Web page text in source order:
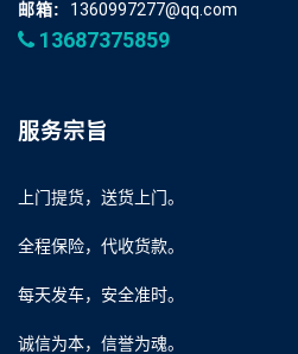
邮箱:
1360997277@qq.com
13687375859
服务宗旨
上门提货，送货上门。
全程保险，代收货款。
每天发车，安全准时。
诚信为本，信誉为魂。